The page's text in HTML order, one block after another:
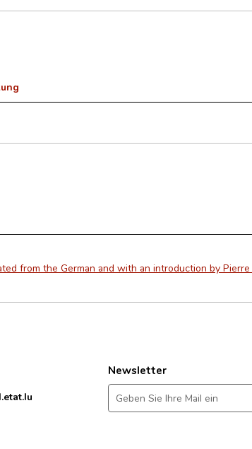
from the German and with an introduction by Pierre
Newsletter